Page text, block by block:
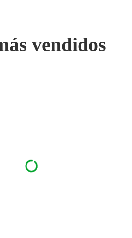
vendidos